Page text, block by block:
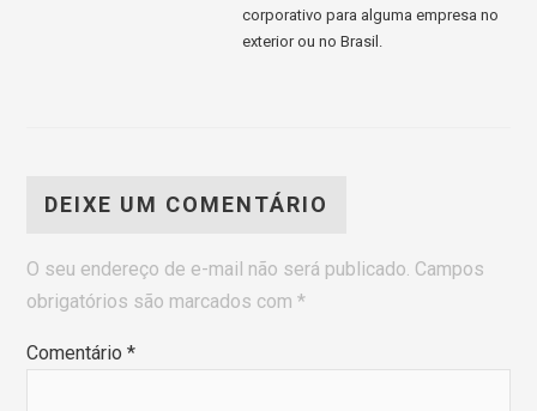
corporativo para alguma empresa no
exterior ou no Brasil.
DEIXE UM COMENTÁRIO
O seu endereço de e-mail não será publicado. Campos
obrigatórios são marcados com*
Comentário*